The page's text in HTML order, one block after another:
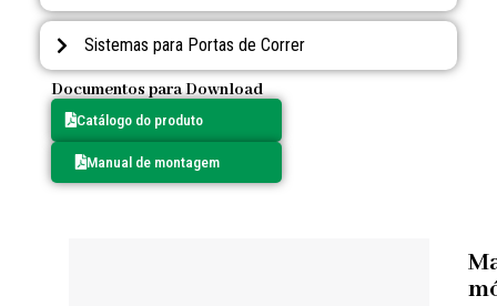
Sistemas para Portas de Correr
Documentos para Download
Catálogo do produto
Manual de montagem